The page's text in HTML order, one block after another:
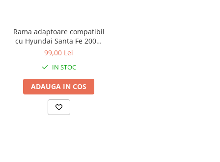
Rama adaptoare compatibil
cu Hyundai Santa Fe 2006-
2012 de 9 inch
99,00 Lei
IN STOC
ADAUGA IN COS